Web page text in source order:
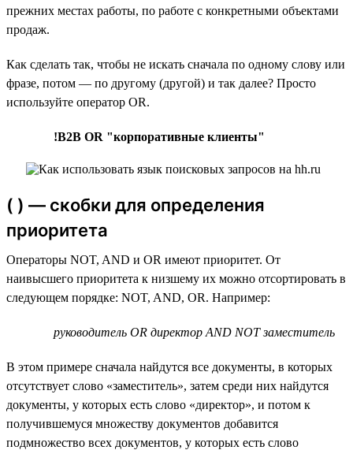
прежних местах работы, по работе с конкретными объектами
продаж.
Как сделать так, чтобы не искать сначала по одному слову или
фразе, потом — по другому (другой) и так далее? Просто
используйте оператор OR.
!B2B OR "корпоративные клиенты"
( ) — скобки для определения
приоритета
Операторы NOT, AND и OR имеют приоритет. От
наивысшего приоритета к низшему их можно отсортировать в
следующем порядке: NOT, AND, OR. Например:
руководитель OR директор AND NOT заместитель
В этом примере сначала найдутся все документы, в которых
отсутствует слово «заместитель», затем среди них найдутся
документы, у которых есть слово «директор», и потом к
получившемуся множеству документов добавится
подмножество всех документов, у которых есть слово